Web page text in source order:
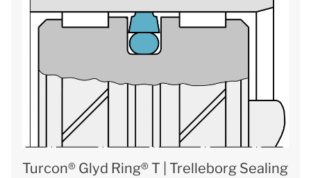
Turcon® Glyd Ring® T | Trelleborg Sealing